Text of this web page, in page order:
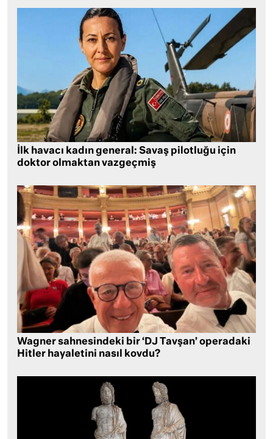
İlk havacı kadın general: Savaş pilotluğu için
doktor olmaktan vazgeçmiş
Wagner sahnesindeki bir ‘DJ Tavşan’ operadaki
Hitler hayaletini nasıl kovdu?